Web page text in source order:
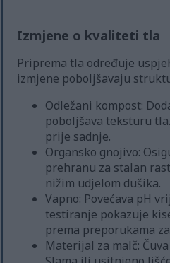
Izmjene o kvaliteti tla
Priprema tla određuje
izmjene poboljšavaju
Odležani kompost:
poboljšava teksturu
prije sadnje.
Organsko gnojivo:
prehranu za stalan
nižim udjelom dušika.
Vapno: Povećava pH
testiranje pokazuje
prema preporukama
Materijal za malč: